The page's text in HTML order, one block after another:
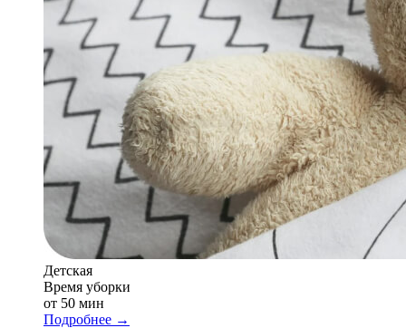
Детская
Время уборки
от 50 мин
Подробнее →